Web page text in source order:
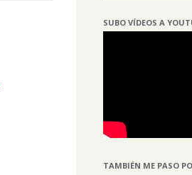
SUBO VÍDEOS A
TAMBIÉN ME PASO